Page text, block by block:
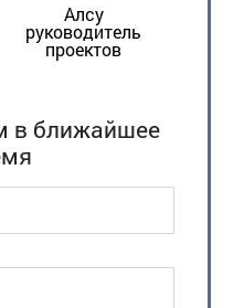
Алсу
руководитель
проектов
в ближайшее